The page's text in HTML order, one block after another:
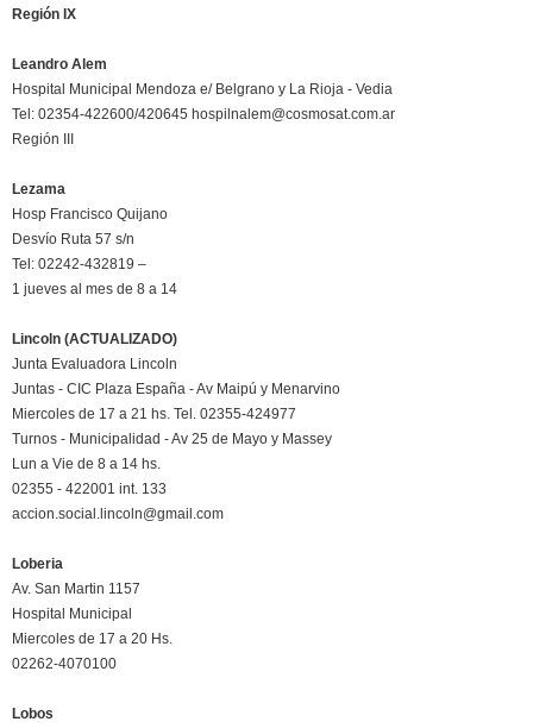
Región IX
Leandro Alem
Hospital Municipal Mendoza e/ Belgrano y La Rioja - Vedia
Tel: 02354-422600/420645 hospilnalem@cosmosat.com.ar
Región III
Lezama
Hosp Francisco Quijano
Desvío Ruta 57 s/n
Tel: 02242-432819 –
1 jueves al mes de 8 a 14
Lincoln (ACTUALIZADO)
Junta Evaluadora Lincoln
Juntas - CIC Plaza España - Av Maipú y Menarvino
Miercoles de 17 a 21 hs. Tel. 02355-424977
Turnos - Municipalidad - Av 25 de Mayo y Massey
Lun a Vie de 8 a 14 hs.
02355 - 422001 int. 133
accion.social.lincoln@gmail.com
Loberia
Av. San Martin 1157
Hospital Municipal
Miercoles de 17 a 20 Hs.
02262-4070100
Lobos